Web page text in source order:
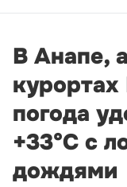
В Анапе,
курортах
погода
+33°С с
дождями